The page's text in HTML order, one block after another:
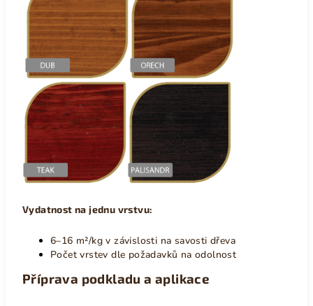
Vydatnost na jednu vrstvu:
6–16 m²/kg v závislosti na savosti dřeva
Počet vrstev dle požadavků na odolnost
Příprava podkladu a aplikace